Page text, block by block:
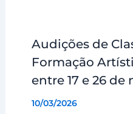
Audições de
Formação
entre 17 e 26 de
10/03/2026